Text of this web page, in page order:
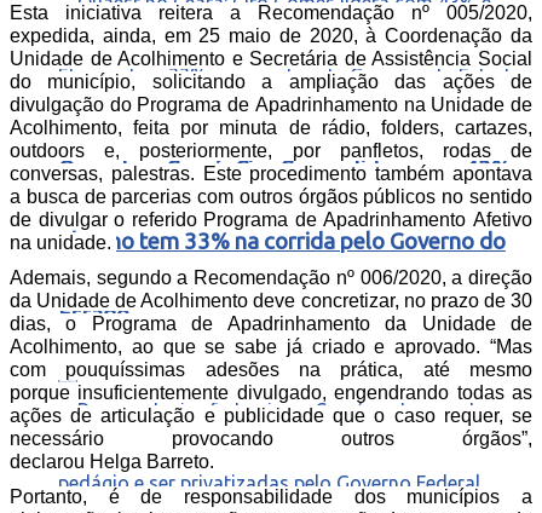
Quaest no Ceará: Ciro Gomes lidera com 43% e
Elmano tem 33% na corrida pelo Governo do
Estado
Esta iniciativa reitera a Recomendação nº 005/2020,
expedida, ainda, em 25 maio de 2020, à Coordenação da
Unidade de Acolhimento e Secretária de Assistência Social
do município, solicitando a ampliação das ações de
divulgação do Programa de Apadrinhamento na Unidade de
Acolhimento, feita por minuta de rádio, folders, cartazes,
outdoors e, posteriormente, por panfletos, rodas de
conversas, palestras. Este procedimento também apontava
a busca de parcerias com outros órgãos públicos no sentido
de divulgar o referido Programa de Apadrinhamento Afetivo
na unidade.
Ademais, segundo a Recomendação nº 006/2020, a direção
da Unidade de Acolhimento deve concretizar, no prazo de 30
dias, o Programa de Apadrinhamento da Unidade de
Acolhimento, ao que se sabe já criado e aprovado. “Mas
com pouquíssimas adesões na prática, até mesmo
porque insuficientemente divulgado, engendrando todas as
ações de articulação e publicidade que o caso requer, se
necessário provocando outros órgãos”,
declarou Helga Barreto.
Portanto, é de responsabilidade dos municípios a